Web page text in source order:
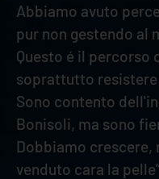
Abbiamo avuto
pur non gestendo al
Questo é il percorso
soprattutto
Sono contento
Bonisoli, ma sono
Dobbiamo crescere,
venduto cara la